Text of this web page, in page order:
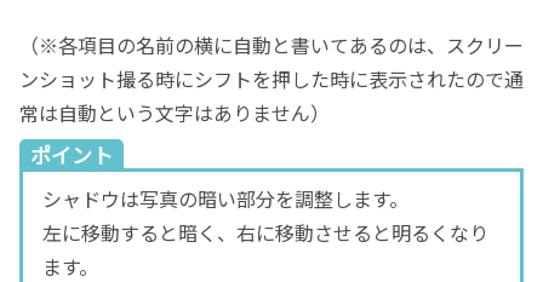
（※各項目の名前の横に自動と書いてあるのは、スクリー
ンショット撮る時にシフトを押した時に表示されたので通
常は自動という文字はありません）
ポイント
シャドウは写真の暗い部分を調整します。
左に移動すると暗く、右に移動させると明るくなり
ます。